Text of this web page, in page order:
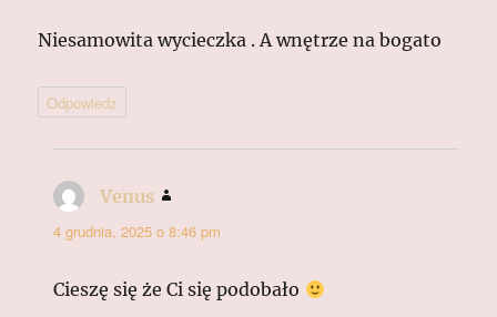
Niesamowita wycieczka . A wnętrze na bogato
Odpowiedz
Venus
4 grudnia, 2025 o 8:46 pm
Cieszę się że Ci się podobało